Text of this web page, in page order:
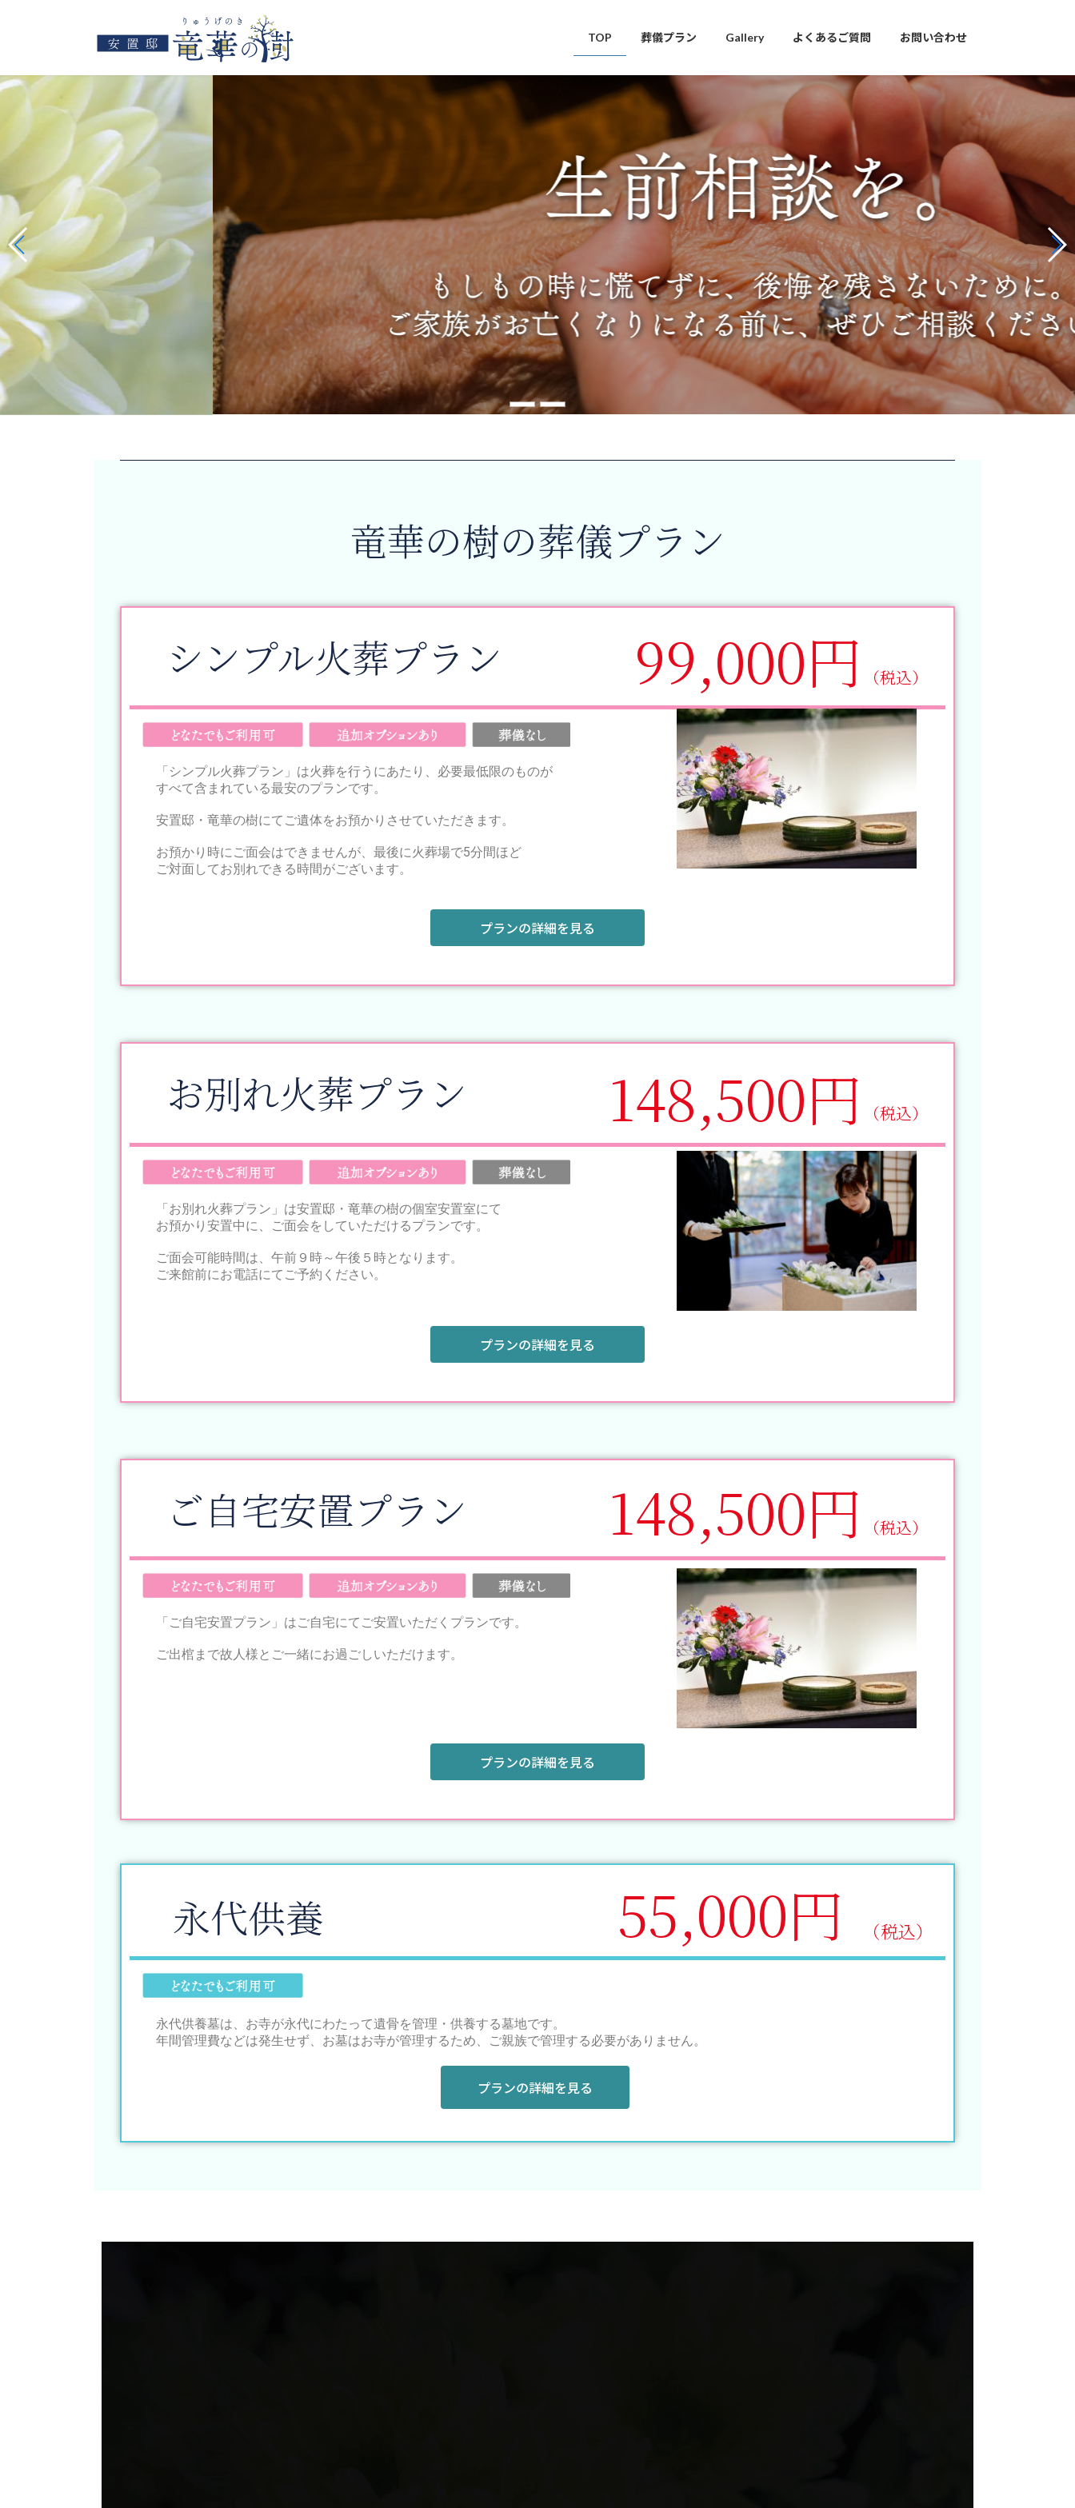
TOP 葬儀プラン Gallery よくあるご質問 お問い合わせ
竜華の樹の葬儀プラン
シンプル火葬プラン 99,000円 （税込）
「シンプル火葬プラン」は火葬を行うにあたり、必要最低限のものが
すべて含まれている最安のプランです。
安置邸・竜華の樹にてご遺体をお預かりさせていただきます。
お預かり時にご面会はできませんが、最後に火葬場で5分間ほど
ご対面してお別れできる時間がございます。
プランの詳細を見る
お別れ火葬プラン 148,500円 （税込）
「お別れ火葬プラン」は安置邸・竜華の樹の個室安置室にて
お預かり安置中に、ご面会をしていただけるプランです。
ご面会可能時間は、午前９時～午後５時となります。
ご来館前にお電話にてご予約ください。
プランの詳細を見る
ご自宅安置プラン 148,500円 （税込）
「ご自宅安置プラン」はご自宅にてご安置いただくプランです。
ご出棺まで故人様とご一緒にお過ごしいただけます。
プランの詳細を見る
永代供養 55,000円 （税込）
永代供養墓は、お寺が永代にわたって遺骨を管理・供養する墓地です。
年間管理費などは発生せず、お墓はお寺が管理するため、ご親族で管理する必要がありません。
プランの詳細を見る